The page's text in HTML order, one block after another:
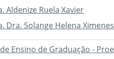
Aldenize Ruela Xavier
Dra. Solange Helena
Ensino de Graduação -